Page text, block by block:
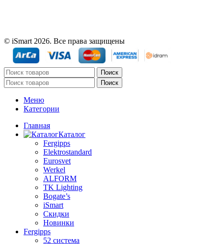
© iSmart 2026. Все права защищены
Поиск
Поиск
Меню
Категории
Главная
Каталог
Fergipps
Elektrostandard
Eurosvet
Werkel
ALFORM
TK Lighting
Bogate’s
iSmart
Скидки
Новинки
Fergipps
52 система